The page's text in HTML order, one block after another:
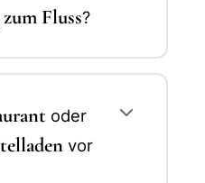
Fluss?
oder
vor